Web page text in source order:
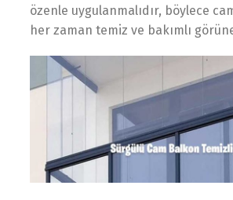
özenle uygulanmalıdır, böylece
her zaman temiz ve bakımlı